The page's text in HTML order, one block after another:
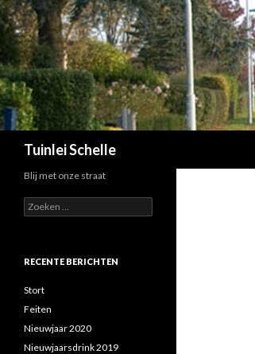
Tuinlei Schelle
Blij met onze straat
Zoeken
naar:
RECENTE BERICHTEN
Stort
Feiten
Nieuwjaar 2020
Nieuwjaarsdrink 2019